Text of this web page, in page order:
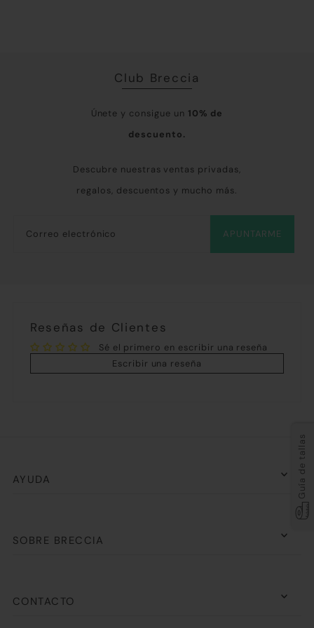
Club Breccia
Únete y consigue un 10% de
descuento.
Descubre nuestras ventas privadas,
regalos, descuentos y mucho más.
APUNTARME
Reseñas de Clientes
Sé el primero en escribir una reseña
Escribir una reseña
AYUDA
SOBRE BRECCIA
CONTACTO
Guía de tallas